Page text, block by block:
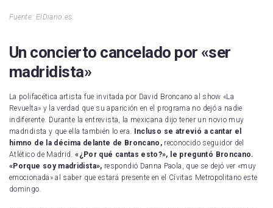
Fuente: ElDiario.es
Un concierto cancelado por «ser
madridista»
La polifacética artista fue invitada por David Broncano al show «La
Revuelta» y la verdad que su aparición en el programa no dejó a nadie
indiferente. Durante la entrevista, la mexicana dijo tener un novio muy
madridista y que ella también lo era.
Incluso se atrevió a cantar el
himno de la décima delante de Broncano, reconocido seguidor del
Atlético de Madrid.«¿Por qué cantas esto?», le preguntó Broncano.
«Porque soy madridista», respondió Danna Paola, que se dejó ver «muy
emocionada» al saber que estará presente en el Cívitas Metropolitano este
domingo.